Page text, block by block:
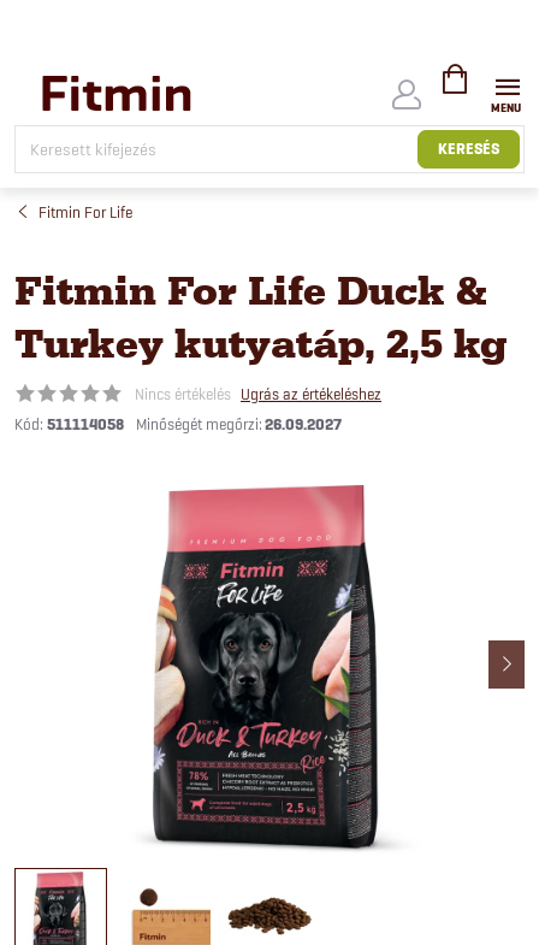
tartalomhoz
KERESÉS
KOSÁR
Fitmin For Life
Fitmin For Life Duck &
Turkey kutyatáp, 2,5 kg
Nincs értékelés Ugrás az értékeléshez
Kód: 511114058 26.09.2027